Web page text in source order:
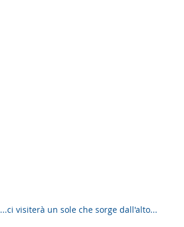
...ci visiterà un sole che sorge dall'alto...